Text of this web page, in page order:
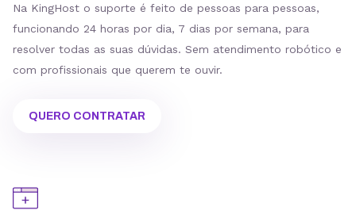
Na KingHost o suporte é feito de pessoas para pessoas,
funcionando 24 horas por dia, 7 dias por semana, para
resolver todas as suas dúvidas. Sem atendimento robótico e
com profissionais que querem te ouvir.
QUERO CONTRATAR